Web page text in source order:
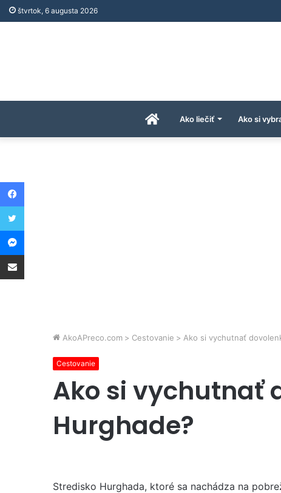
štvrtok, 6 augusta 2026
ÚvodnáAko liečiť Ako si
AkoAPreco.com > Cestovanie > Ako si vychutnať
Cestovanie
Ako si vychutnať
Hurghade?
Stredisko Hurghada, ktoré sa nachádza na
Facebook
Twitter
Messenger
Share via Email